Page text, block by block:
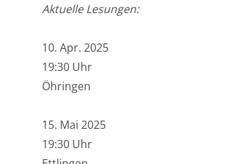
Aktuelle Lesungen:
10. Apr. 2025
19:30 Uhr
Öhringen
15. Mai 2025
19:30 Uhr